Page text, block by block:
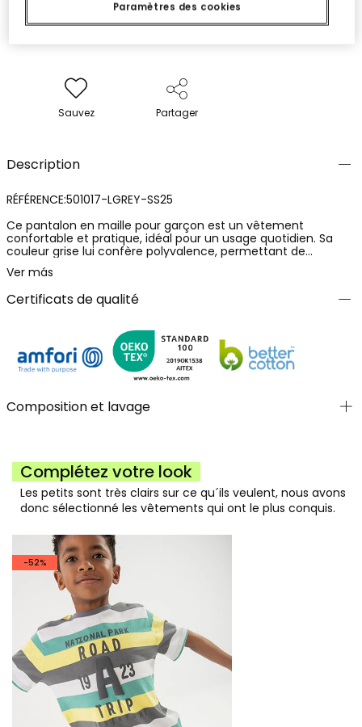
Sauvez Partager
Description
RÉFÉRENCE:501017-LGREY-SS25
Ce pantalon en maille pour garçon est un vêtement
confortable et pratique, idéal pour un usage quotidien. Sa
couleur grise lui confère polyvalence, permettant de
l'associer facilement avec différents t-shirts ou sweat-shirts.
Il est conçu avec un système d'ajustement à la taille,
garantissant une coupe parfaite. Ce pantalon est disponible
en tailles de 4 à 16 ans. C'est une excellente option pour
Ver más
Certificats de qualité
Composition et lavage
Complétez votre look
Les petits sont très clairs sur ce qu´ils veulent, nous avons
donc sélectionné les vêtements qui ont le plus conquis.
-52%
Paramètres des cookies